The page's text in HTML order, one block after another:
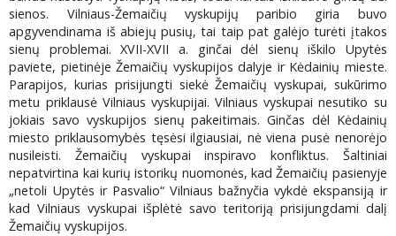
sienos. Vilniaus-Žemaičių vyskupijų paribio giria buvo
apgyvendinama iš abiejų pusių, tai taip pat galėjo turėti įtakos
sienų problemai. XVII-XVII a. ginčai dėl sienų iškilo Upytės
paviete, pietinėje Žemaičių vyskupijos dalyje ir Kėdainių mieste.
Parapijos, kurias prisijungti siekė Žemaičių vyskupai, sukūrimo
metu priklausė Vilniaus vyskupijai. Vilniaus vyskupai nesutiko su
jokiais savo vyskupijos sienų pakeitimais. Ginčas dėl Kėdainių
miesto priklausomybės tęsėsi ilgiausiai, nė viena pusė nenorėjo
nusileisti. Žemaičių vyskupai inspiravo konfliktus. Šaltiniai
nepatvirtina kai kurių istorikų nuomonės, kad Žemaičių pasienyje
„netoli Upytės ir Pasvalio“ Vilniaus bažnyčia vykdė ekspansiją ir
kad Vilniaus vyskupai išplėtė savo teritoriją prisijungdami dalį
Žemaičių vyskupijos.